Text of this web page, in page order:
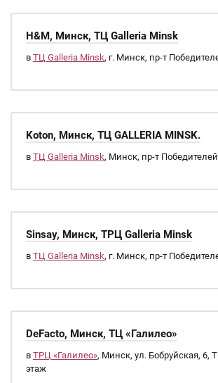
H&M, Минск, ТЦ Galleria Minsk
в ТЦ Galleria Minsk, г. Минск, пр-т
Koton, Минск, ТЦ GALLERIA MINSK.
в ТЦ Galleria Minsk, Минск, пр-т
Sinsay, Минск, ТРЦ Galleria Minsk
в ТЦ Galleria Minsk, г. Минск, пр-т
DeFacto, Минск, ТЦ «Галилео»
в ТРЦ «Галилео», Минск, ул. Бобруйская, 6,
этаж